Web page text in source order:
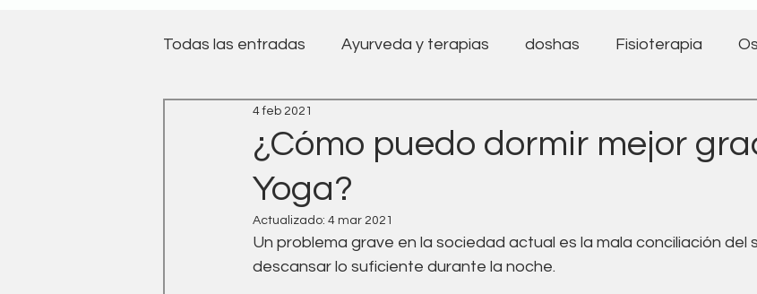
Todas las entradas Ayurveda y terapias doshas Fisioterapia
psicología Terapia
Salud emocional
Medicina Tradicional China Acupuntura
¿Cómo puedo dormir mejor
Yoga?
4 feb 2021
Actualizado: 4 mar 2021
Un problema grave en la sociedad actual es la mala conciliación del
descansar lo suficiente durante la noche.